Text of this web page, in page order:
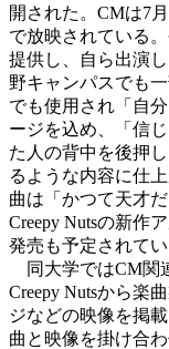
開された。CMは7
で放映されている
提供し、自ら出演
野キャンパスでも
でも使用され「自
ージを込め、「信
た人の背中を後押
るような内容に仕
曲は「かつて天才
Creepy Nutsの新作
発売も予定されてい
同大学ではCM関
Creepy Nutsから楽
ジなどの映像を掲
曲と映像を掛け合